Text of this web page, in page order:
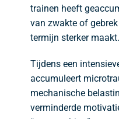
trainen heeft
van zwakte of
termijn sterker maakt.
Tijdens een
accumuleert
mechanische
verminderde